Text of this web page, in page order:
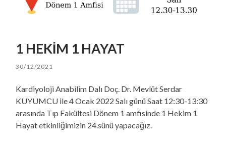
1 HEKİM 1 HAYAT
30/12/2021
Kardiyoloji Anabilim Dalı Doç. Dr. Mevlüt Serdar
KUYUMCU ile 4 Ocak 2022 Salı günü Saat 12:30-13:30
arasında Tıp Fakültesi Dönem 1 amfisinde 1 Hekim 1
Hayat etkinliğimizin 24.sünü yapacağız.